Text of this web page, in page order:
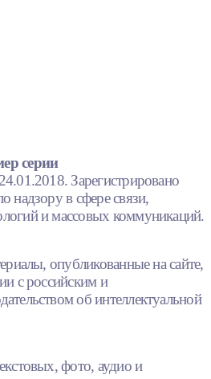
серии
Зарегистрировано
надзору в сфере связи,
и массовых коммуникаций.
опубликованные на сайте,
с российским и
об интеллектуальной
фото, аудио и